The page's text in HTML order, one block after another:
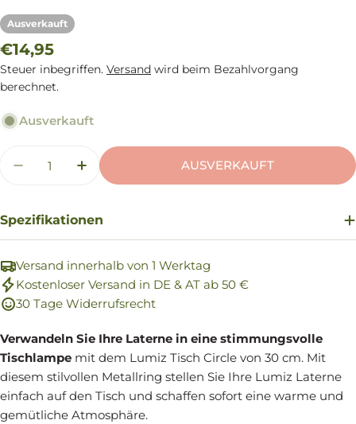
Ausverkauft
Regulärer
Preis
€14,95
Steuer inbegriffen. Versand wird beim Bezahlvorgang
berechnet.
Ausverkauft
MENGE FÜR TISCHLAMPE CIRCLE 30 CM -
MENGE FÜR TISCHLAMPE CIRCLE
AUSVERKAUFT
Spezifikationen
Versand innerhalb von 1 Werktag
Kostenloser Versand in DE & AT ab 50 €
30 Tage Widerrufsrecht
Verwandeln Sie Ihre Laterne in eine stimmungsvolle
Tischlampe mit dem Lumiz Tisch Circle von 30 cm. Mit
diesem stilvollen Metallring stellen Sie Ihre Lumiz Laterne
einfach auf den Tisch und schaffen sofort eine warme und
gemütliche Atmosphäre.